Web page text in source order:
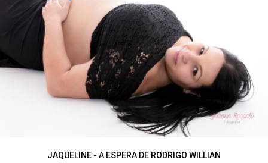
JAQUELINE - A ESPERA DE RODRIGO WILLIAN